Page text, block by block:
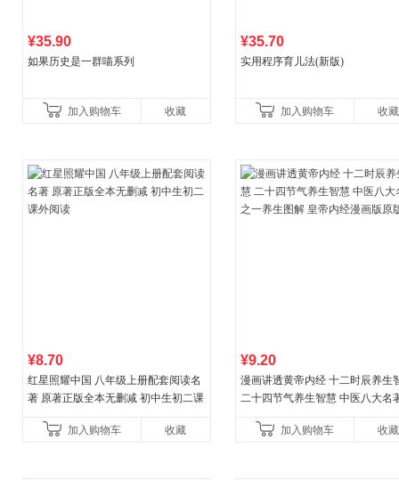
¥35.90
如果历史是一群喵系列
加入购物车 收藏
¥35.70
实用程序育儿法(新版)
加入购物车 收藏
¥8.70
红星照耀中国 八年级上册配套阅读名
著 原著正版全本无删减 初中生初二课
加入购物车
收藏
¥9.20
漫画讲透黄帝内经 十二时辰养生
二十四节气养生智慧 中医八大名
加入购物车
收藏